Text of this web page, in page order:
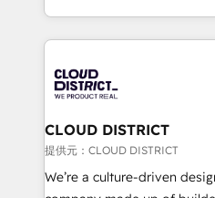
Award for Best Website 🌟
we combine local insight
help businesses grow
500+ HubSpot
end solutions that integrate
inbound and loop
creativity. Our multicultural
Portuguese, and English to
that drive measurable growth. 🌎 Highlights: •
CLOUD DISTRICT
提供元：CLOUD DISTRICT
We’re a culture-driven